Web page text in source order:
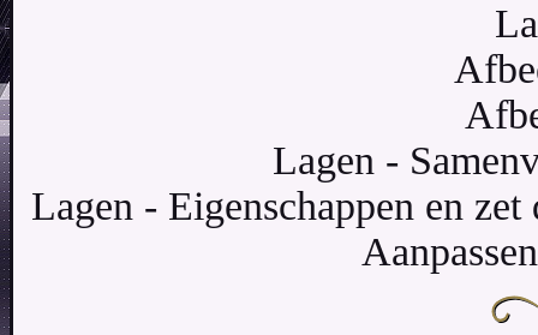
Lagen -
Lagen - Eigenschappen en